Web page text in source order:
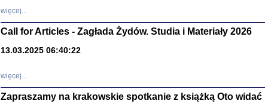
TYLEŚMY
Dziennik
więcej...
Call for Articles - Zagłada Żydów. Studia i Materiały 2026
13.03.2025 06:40:22
więcej...
Zapraszamy na krakowskie spotkanie z książką Oto widać